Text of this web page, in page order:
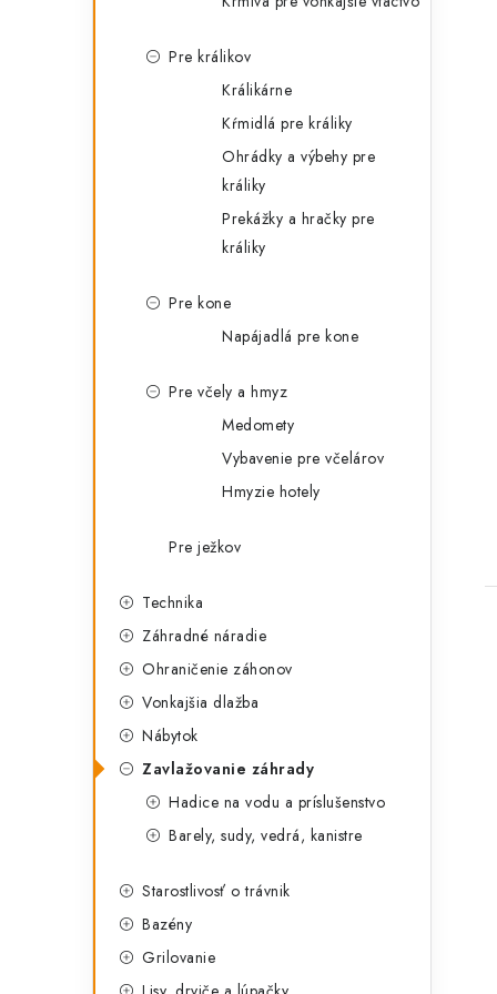
Pre králikov
Králikárne
Kŕmidlá pre králiky
Ohrádky a výbehy pre
králiky
Prekážky a hračky pre
králiky
Pre kone
Napájadlá pre kone
Pre včely a hmyz
Medomety
Vybavenie pre včelárov
Hmyzie hotely
Pre ježkov
Technika
Záhradné náradie
Ohraničenie záhonov
Vonkajšia dlažba
Nábytok
Zavlažovanie záhrady
Hadice na vodu a príslušenstvo
Barely, sudy, vedrá, kanistre
Starostlivosť o trávnik
Bazény
Grilovanie